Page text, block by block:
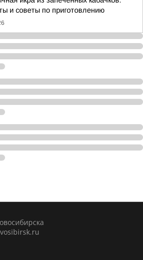
и советы по приготовлению